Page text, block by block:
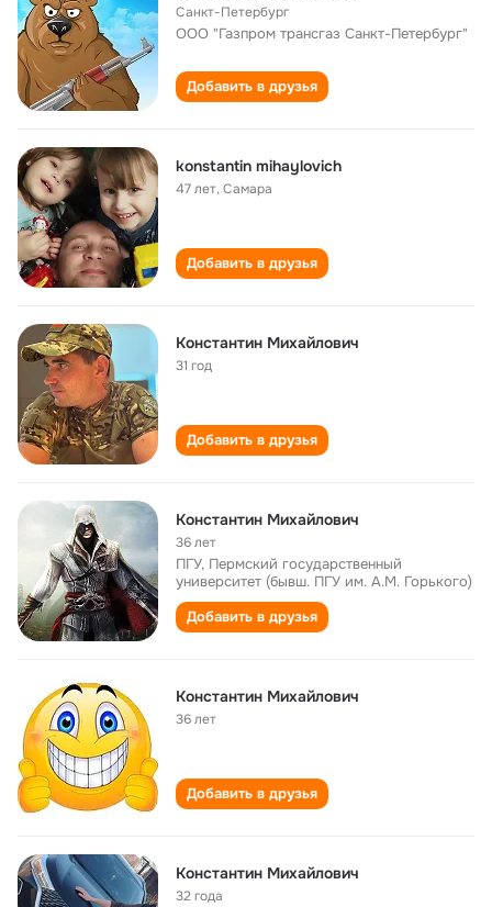
Санкт-Петербург
ООО "Газпром трансгаз Санкт-Петербург"
Добавить в друзья
konstantin mihaylovich
47 лет,Самара
Добавить в друзья
Константин Михайлович
31 год
Добавить в друзья
Константин Михайлович
36 лет
ПГУ, Пермский государственный
университет (бывш. ПГУ им. А.М. Горького)
Добавить в друзья
Константин Михайлович
36 лет
Добавить в друзья
Константин Михайлович
32 года